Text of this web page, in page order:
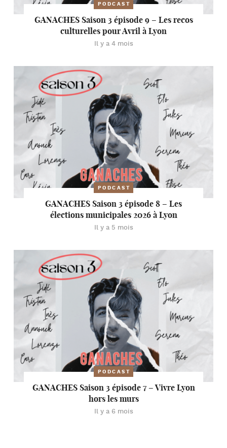
PODCAST
GANACHES Saison 3 épisode 9 – Les recos
culturelles pour Avril à Lyon
Il y a 4 mois
PODCAST
GANACHES Saison 3 épisode 8 – Les
élections municipales 2026 à Lyon
Il y a 5 mois
PODCAST
GANACHES Saison 3 épisode 7 – Vivre Lyon
hors les murs
Il y a 6 mois